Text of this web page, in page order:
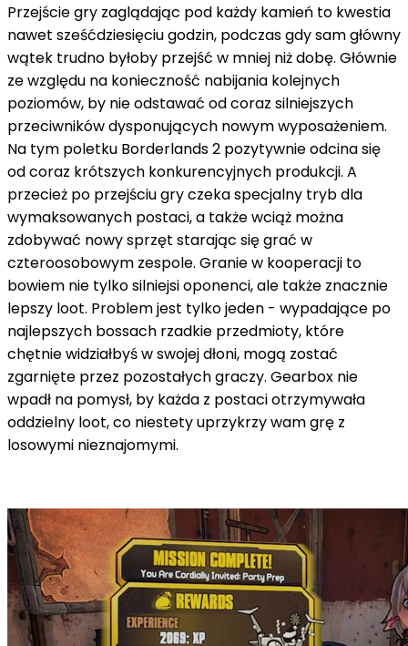
Przejście gry zaglądając pod każdy kamień to kwestia
nawet sześćdziesięciu godzin, podczas gdy sam główny
wątek trudno byłoby przejść w mniej niż dobę. Głównie
ze względu na konieczność nabijania kolejnych
poziomów, by nie odstawać od coraz silniejszych
przeciwników dysponujących nowym wyposażeniem.
Na tym poletku Borderlands 2 pozytywnie odcina się
od coraz krótszych konkurencyjnych produkcji. A
przecież po przejściu gry czeka specjalny tryb dla
wymaksowanych postaci, a także wciąż można
zdobywać nowy sprzęt starając się grać w
czteroosobowym zespole. Granie w kooperacji to
bowiem nie tylko silniejsi oponenci, ale także znacznie
lepszy loot. Problem jest tylko jeden - wypadające po
najlepszych bossach rzadkie przedmioty, które
chętnie widziałbyś w swojej dłoni, mogą zostać
zgarnięte przez pozostałych graczy. Gearbox nie
wpadł na pomysł, by każda z postaci otrzymywała
oddzielny loot, co niestety uprzykrzy wam grę z
losowymi nieznajomymi.